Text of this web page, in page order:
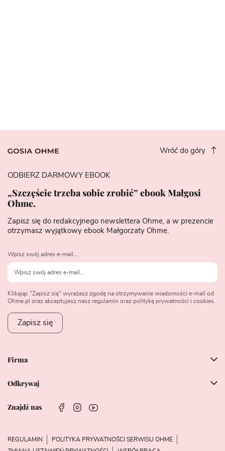
Wróć do góry
Firma
Odkrywaj
Znajdź nas
ODBIERZ DARMOWY EBOOK
„Szczęście trzeba sobie zrobić” ebook Małgosi
Ohme.
Zapisz się do redakcyjnego newslettera Ohme, a w prezencie
otrzymasz wyjątkowy ebook Małgorzaty Ohme.
Wpisz swój adres e-mail...
Klikając "Zapisz się" wyrażasz zgodę na otrzymywanie wiadomości e-mail od
Ohme.pl oraz akceptujesz nasz regulamin oraz politykę prywatności i cookies.
Zapisz się
REGULAMIN
POLITYKA PRYWATNOŚCI SERWISU OHME